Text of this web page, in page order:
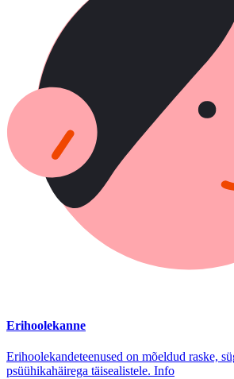
Erihoolekanne
Erihoolekandeteenused on mõeldud raske,
psüühikahäirega täisealistele. Info